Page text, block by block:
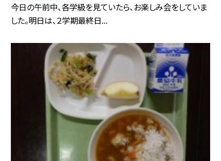
今日の午前中、各学級を見ていたら、お楽しみ会をしていま
した。明日は、２学期最終日...